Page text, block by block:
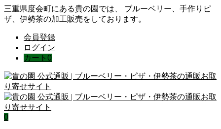
三重県度会町にある貴の園では、 ブルーベリー、手作りピ
ザ、伊勢茶の加工販売をしております。
会員登録
ログイン
カート 0
0